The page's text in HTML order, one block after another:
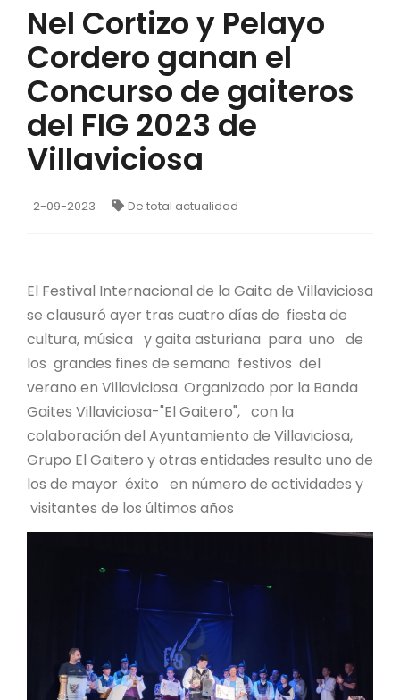
Nel Cortizo y Pelayo
Cordero ganan eI
Concurso de gaiteros
del FIG 2023 de
Villaviciosa
2-09-2023 De total actualidad
El Festival Internacional de la Gaita de Villaviciosa
se clausuró ayer tras cuatro días de fiesta de
cultura, música y gaita asturiana para uno de
los grandes fines de semana festivos del
verano en Villaviciosa. Organizado por la Banda
Gaites Villaviciosa-"El Gaitero", con la
colaboración del Ayuntamiento de Villaviciosa,
Grupo El Gaitero y otras entidades resulto uno de
los de mayor éxito en número de actividades y
visitantes de los últimos años